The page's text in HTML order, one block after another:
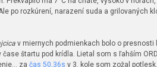
po rozkúrení, narazení suda a grilovaných
v miernych podmienkach bolo o
štartu pod krídla. Lietal som s ľahším
za čas 50,36s v 3. kole som zožal